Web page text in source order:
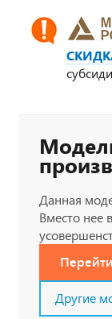
Данная
Вместо нее
Другие